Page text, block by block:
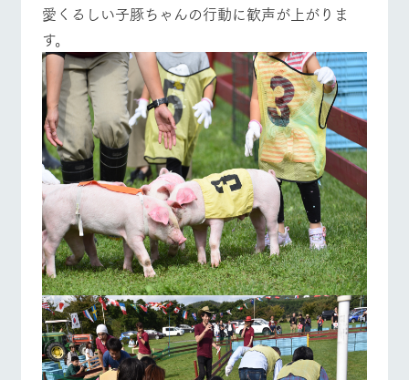
愛くるしい子豚ちゃんの行動に歓声が上がりま
す。